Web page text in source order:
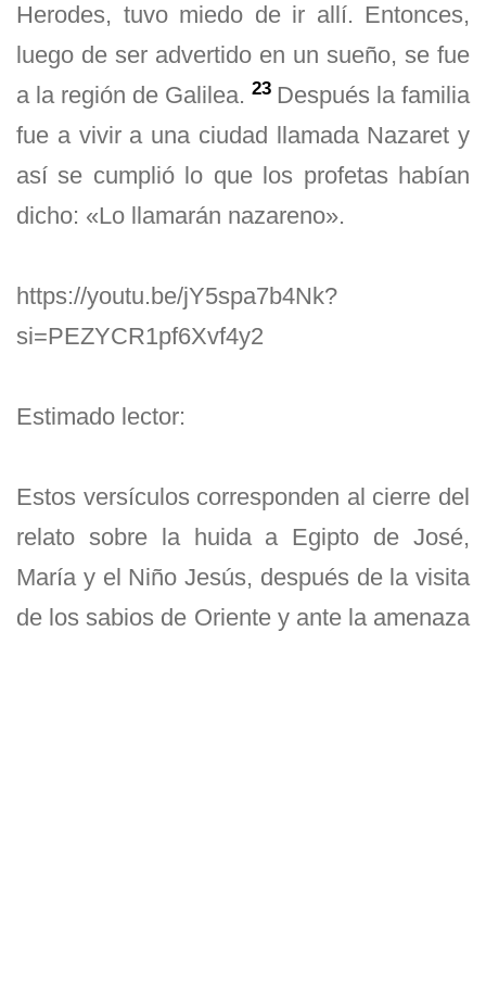
Herodes, tuvo miedo de ir allí. Entonces,
luego de ser advertido en un sueño, se fue
a la región de Galilea. 23 Después la familia
fue a vivir a una ciudad llamada Nazaret y
así se cumplió lo que los profetas habían
dicho: «Lo llamarán nazareno».
https://youtu.be/jY5spa7b4Nk?
si=PEZYCR1pf6Xvf4y2
Estimado lector:
Estos versículos corresponden al cierre del
relato sobre la huida a Egipto de José,
María y el Niño Jesús, después de la visita
de los sabios de Oriente y ante la amenaza